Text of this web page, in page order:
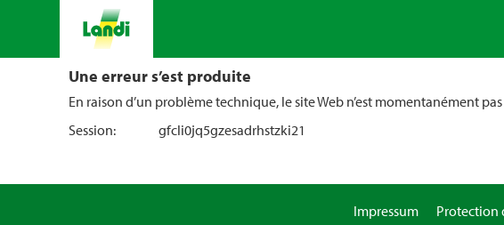
Une erreur s’est produite
En raison d’un problème technique, le site Web n’est momentanément
Session:
gfcli0jq5gzesadrhstzki21
Impressum Protection